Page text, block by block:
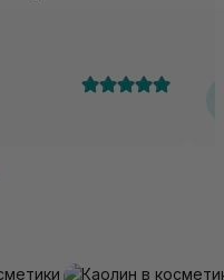
шкіри. Фініш сяючий,
природнє сяяння,